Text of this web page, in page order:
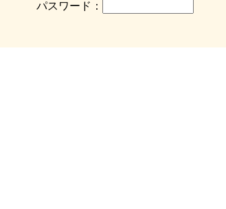
パスワード：